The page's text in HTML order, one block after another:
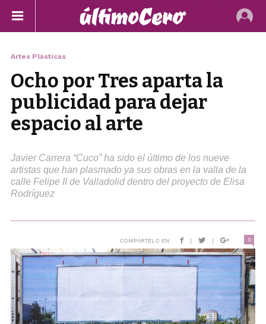
Artes Plásticas
Ocho por Tres aparta la
publicidad para dejar
espacio al arte
Javier Carrera “Cuco” ha sido el último de los nueve
artistas que han plasmado ya sus obras en la valla de la
calle Felipe II de Valladolid dentro del proyecto de Elisa
Rodríguez
COMPÁRTELO EN: | | 0